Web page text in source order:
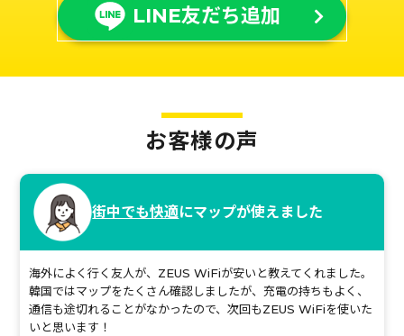
LINE友だち追加
お客様の声
街中でも快適にマップが使えました
海外によく行く友人が、ZEUS WiFiが安いと教えてくれました。
韓国ではマップをたくさん確認しましたが、充電の持ちもよく、
通信も途切れることがなかったので、次回もZEUS WiFiを使いた
いと思います！